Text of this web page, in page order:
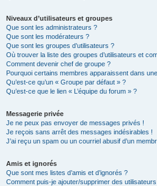
Niveaux d’utilisateurs et groupes
Que sont les administrateurs ?
Que sont les modérateurs ?
Que sont les groupes d’utilisateurs ?
Où trouver la liste des groupes d’utilisateurs et
Comment devenir chef de groupe ?
Pourquoi certains membres apparaissent dans
Qu’est-ce qu’un « Groupe par défaut » ?
Qu’est-ce que le lien « L’équipe du forum » ?
Messagerie privée
Je ne peux pas envoyer de messages privés !
Je reçois sans arrêt des messages indésirables !
J’ai reçu un spam ou un courriel abusif d’un
Amis et ignorés
Que sont mes listes d’amis et d’ignorés ?
Comment puis-je ajouter/supprimer des utilisateurs